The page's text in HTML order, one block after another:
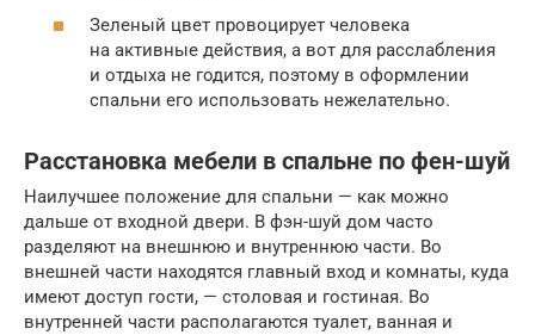
Зеленый цвет провоцирует человека
на активные действия, а вот для расслабления
и отдыха не годится, поэтому в оформлении
спальни его использовать нежелательно.
Расстановка мебели в спальне по фен-шуй
Наилучшее положение для спальни — как можно
дальше от входной двери. В фэн-шуй дом часто
разделяют на внешнюю и внутреннюю части. Во
внешней части находятся главный вход и комнаты, куда
имеют доступ гости, — столовая и гостиная. Во
внутренней части располагаются туалет, ванная и